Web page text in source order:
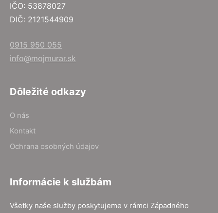
IČO: 53878027
DIČ: 2121544909
0915 950 055
info@mojmurar.sk
Dôležité odkazy
O nás
Kontakt
Ochrana osobných údajov
Informácie k službám
Všetky naše služby poskytujeme v rámci Západného